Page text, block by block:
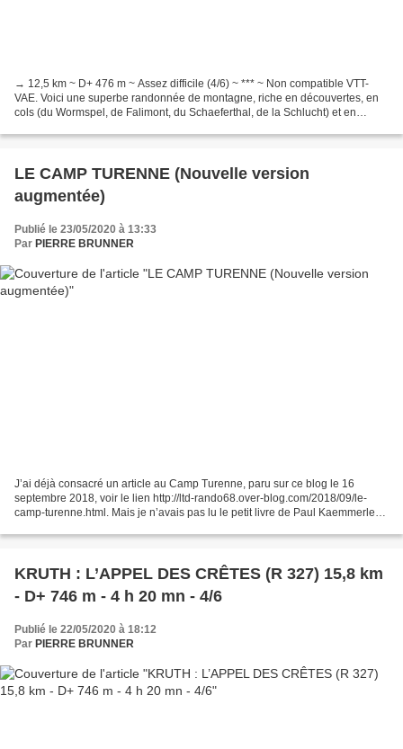
→ 12,5 km ~ D+ 476 m ~ Assez difficile (4/6) ~ *** ~ Non compatible VTT-
VAE. Voici une superbe randonnée de montagne, riche en découvertes, en
cols (du Wormspel, de Falimont, du Schaeferthal, de la Schlucht) et en
LE CAMP TURENNE (Nouvelle version
augmentée)
Publié le 23/05/2020 à 13:33
Par PIERRE BRUNNER
J’ai déjà consacré un article au Camp Turenne, paru sur ce blog le 16
septembre 2018, voir le lien http://ltd-rando68.over-blog.com/2018/09/le-
camp-turenne.html. Mais je n’avais pas lu le petit livre de Paul Kaemmerlen
KRUTH : L’APPEL DES CRÊTES (R 327) 15,8 km
- D+ 746 m - 4 h 20 mn - 4/6
Publié le 22/05/2020 à 18:12
Par PIERRE BRUNNER